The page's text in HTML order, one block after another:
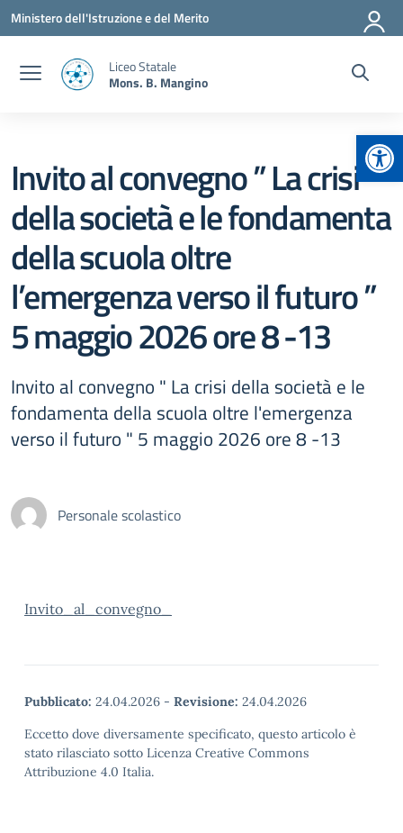
Vai ai contenuti
Vai al menu di navigazione
Vai al footer
Ministero dell'Istruzione e del Merito
Liceo Statale
Mons. B. Mangino
Invito al convegno ” La crisi
della società e le fondamenta
della scuola oltre
l’emergenza verso il futuro ”
5 maggio 2026 ore 8 -13
Invito al convegno " La crisi della società e le
fondamenta della scuola oltre l'emergenza
verso il futuro " 5 maggio 2026 ore 8 -13
Personale scolastico
Invito_al_convegno_
Pubblicato: 24.04.2026 - Revisione: 24.04.2026
Eccetto dove diversamente specificato, questo articolo è
stato rilasciato sotto Licenza Creative Commons
Attribuzione 4.0 Italia.